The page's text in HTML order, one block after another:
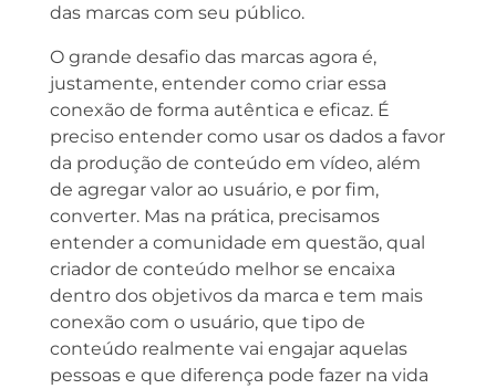
das marcas com seu público.
O grande desafio das marcas agora é,
justamente, entender como criar essa
conexão de forma autêntica e eficaz. É
preciso entender como usar os dados a favor
da produção de conteúdo em vídeo, além
de agregar valor ao usuário, e por fim,
converter. Mas na prática, precisamos
entender a comunidade em questão, qual
criador de conteúdo melhor se encaixa
dentro dos objetivos da marca e tem mais
conexão com o usuário, que tipo de
conteúdo realmente vai engajar aquelas
pessoas e que diferença pode fazer na vida